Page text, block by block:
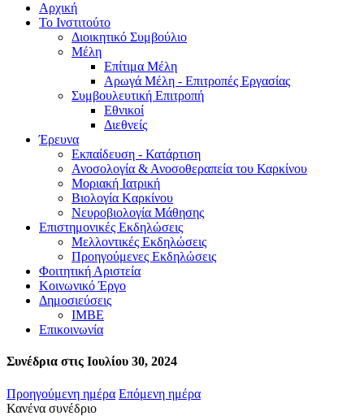
Αρχική
Το Ινστιτούτο
Διοικητικό Συμβούλιο
Μέλη
Επίτιμα Μέλη
Αρωγά Μέλη - Επιτροπές Εργασίας
Συμβουλευτική Επιτροπή
Εθνικοί
Διεθνείς
Έρευνα
Εκπαίδευση - Κατάρτιση
Ανοσολογία & Ανοσοθεραπεία του Καρκίνου
Μοριακή Ιατρική
Βιολογία Kαρκίνου
Νευροβιολογία Μάθησης
Επιστημονικές Εκδηλώσεις
Μελλοντικές Εκδηλώσεις
Προηγούμενες Εκδηλώσεις
Φοιτητική Αριστεία
Κοινωνικό Έργο
Δημοσιεύσεις
ΙΜΒΕ
Επικοινωνία
Συνέδρια στις Ιουλίου 30, 2024
Προηγούμενη ημέρα Επόμενη ημέρα
Κανένα συνέδριο